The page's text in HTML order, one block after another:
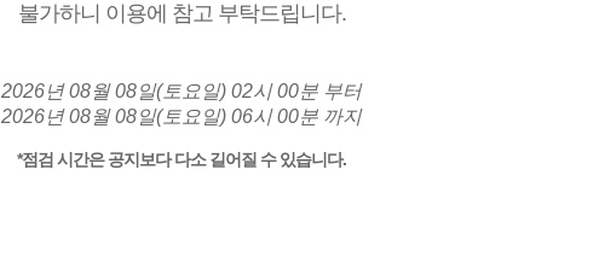
불가하니 이용에 참고 부탁드립니다.
2026년 08월 08일(토요일) 02시 00분 부터
2026년 08월 08일(토요일) 06시 00분 까지
*점검 시간은 공지보다 다소 길어질 수 있습니다.